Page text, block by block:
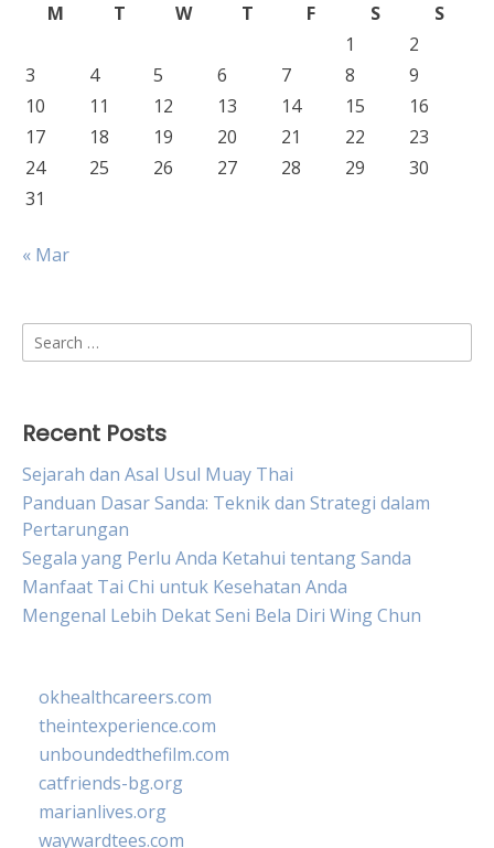
M
T W T F S
S
1
2
3
4 5 6 7 8
9
10
11 12 13 14 15
16
17
18 19 20 21 22
23
24
25 26 27 28 29
30
31
« Mar
Search
for:
Recent Posts
Sejarah dan Asal Usul Muay Thai
Panduan Dasar Sanda: Teknik dan Strategi dalam
Pertarungan
Segala yang Perlu Anda Ketahui tentang Sanda
Manfaat Tai Chi untuk Kesehatan Anda
Mengenal Lebih Dekat Seni Bela Diri Wing Chun
okhealthcareers.com
theintexperience.com
unboundedthefilm.com
catfriends-bg.org
marianlives.org
waywardtees.com